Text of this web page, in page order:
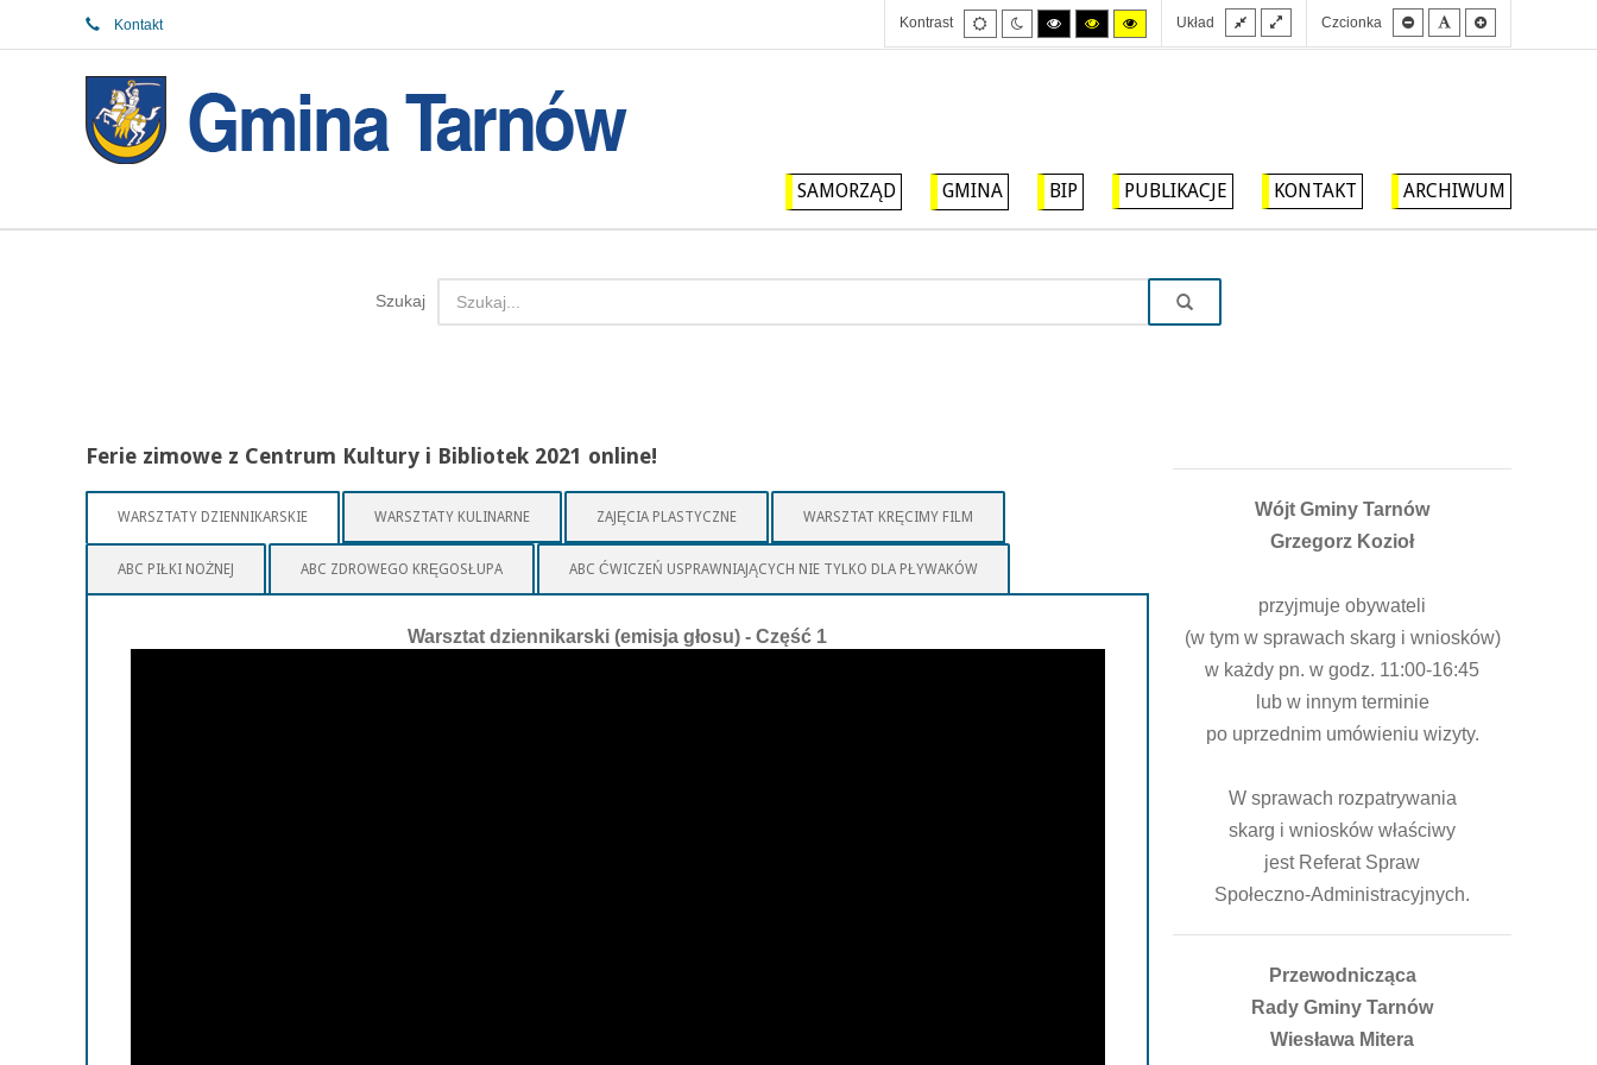
Kontakt Kontrast
Tryb
domyślny
Tryb
nocny
Tryb
wysokiego
kontrastu
Tryb
wysokiego
kontrastu
Tryb
wysokiego
kontrastu
Układ
Stały
układ
Szeroki
układCzcionka
Mniejsza
czcionka
Domyślna
czcionka
SAMORZĄD GMINA BIP PUBLIKACJE KONTAKT ARCHIWUM
Szukaj
Ferie zimowe z Centrum Kultury i Bibliotek 2021 online!
WARSZTATY DZIENNIKARSKIE WARSZTATY KULINARNE ZAJĘCIA PLASTYCZNE WARSZTAT KRĘCIMY FILM
ABC PIŁKI NOŻNEJ ABC ZDROWEGO KRĘGOSŁUPA ABC ĆWICZEŃ USPRAWNIAJĄCYCH NIE TYLKO DLA PŁYWAKÓW
Warsztat dziennikarski (emisja głosu) - Część 1
Wójt Gminy Tarnów
Grzegorz Kozioł
przyjmuje obywateli
(w tym w sprawach skarg i wniosków)
w każdy pn. w godz. 11:00-16:45
lub w innym terminie
po uprzednim umówieniu wizyty.
W sprawach rozpatrywania
skarg i wniosków właściwy
jest Referat Spraw
Społeczno-Administracyjnych.
Przewodnicząca
Rady Gminy Tarnów
Wiesława Mitera